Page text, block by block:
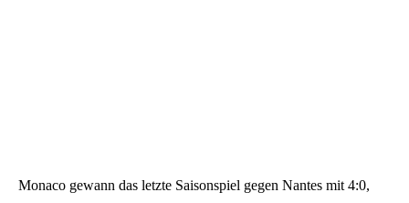
Monaco gewann das letzte Saisonspiel gegen Nantes mit 4:0,